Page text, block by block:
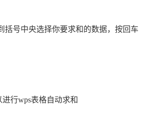
括号中央选择你要求和的数据，按回车
行wps表格自动求和